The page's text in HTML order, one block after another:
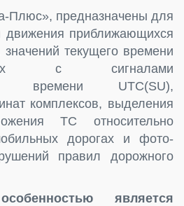
Плюс», предназначены для
движения приближающихся
текущего времени
с сигналами
времени UTС(SU),
комплексов, выделения
ТС относительно
дорогах и фото-
правил дорожного
является